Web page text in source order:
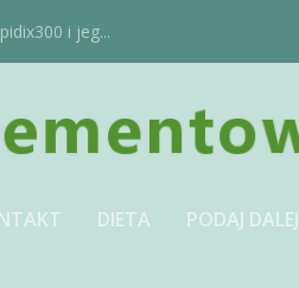
i jeg...
DIETA PODAJ DALEJ